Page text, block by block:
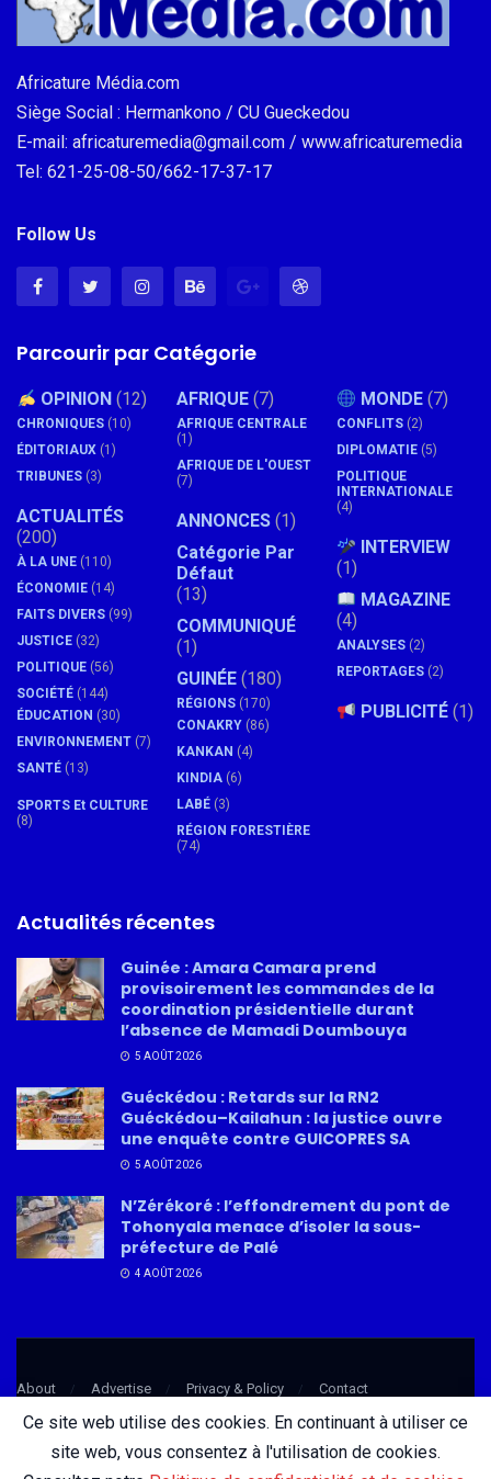
Africature Média.com
Siège Social : Hermankono / CU Gueckedou
E-mail: africaturemedia@gmail.com / www.africaturemedia
Tel: 621-25-08-50/662-17-37-17
Follow Us
Parcourir par Catégorie
OPINION (12)
CHRONIQUES (10)
ÉDITORIAUX (1)
TRIBUNES (3)
ACTUALITÉS
(200)
À LA UNE (110)
ÉCONOMIE (14)
FAITS DIVERS (99)
JUSTICE (32)
POLITIQUE (56)
SOCIÉTÉ (144)
ÉDUCATION (30)
ENVIRONNEMENT (7)
SANTÉ (13)
SPORTS Et CULTURE
(8)
AFRIQUE (7)
AFRIQUE CENTRALE
(1)
AFRIQUE DE L'OUEST
(7)
ANNONCES (1)
Catégorie Par
Défaut
(13)
COMMUNIQUÉ
(1)
GUINÉE (180)
RÉGIONS (170)
CONAKRY (86)
KANKAN (4)
KINDIA (6)
LABÉ (3)
RÉGION FORESTIÈRE
(74)
MONDE (7)
CONFLITS (2)
DIPLOMATIE (5)
POLITIQUE
INTERNATIONALE
(4)
INTERVIEW
(1)
MAGAZINE
(4)
ANALYSES (2)
REPORTAGES (2)
PUBLICITÉ (1)
Actualités récentes
Guinée : Amara Camara prend
provisoirement les commandes de la
coordination présidentielle durant
l’absence de Mamadi Doumbouya
5 AOÛT 2026
Guéckédou : Retards sur la RN2
Guéckédou–Kailahun : la justice ouvre
une enquête contre GUICOPRES SA
5 AOÛT 2026
N’Zérékoré : l’effondrement du pont de
Tohonyala menace d’isoler la sous-
préfecture de Palé
4 AOÛT 2026
About Advertise Privacy & Policy Contact
Ce site web utilise des cookies. En continuant à utiliser ce
site web, vous consentez à l'utilisation de cookies.